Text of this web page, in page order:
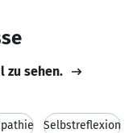
zu sehen.
Selbstreflexion